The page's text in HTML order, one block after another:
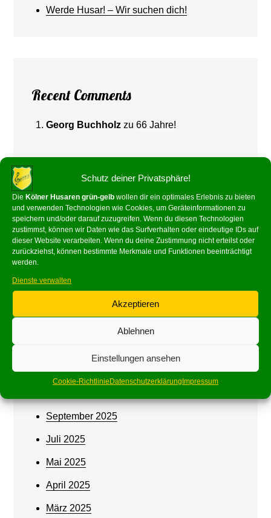
Schutz deiner Privatsphäre!
Die Kölner Husaren grün-gelb wollen dir ein optimales Erlebnis zu bieten
und verwenden Technologien wie Cookies, um Geräteinformationen zu
speichern und/oder darauf zuzugreifen. Wenn du diesen Technologien
zustimmst, können wir Daten wie das Surfverhalten oder eindeutige IDs auf
dieser Website verarbeiten. Wenn du deine Zustimmung nicht erteilst oder
zurückziehst, können bestimmte Merkmale und Funktionen beeinträchtigt
werden.
Dienste verwalten
Akzeptieren
Ablehnen
Einstellungen ansehen
Cookie-Richtlinie Datenschutzerklärung Impressum
Werde Husar! – Wir suchen dich!
Recent Comments
Georg Buchholz zu66 Jahre!
Archives
Juni 2026
Januar 2026
September 2025
Juli 2025
Mai 2025
April 2025
März 2025